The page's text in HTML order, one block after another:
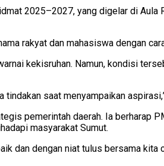
2025–2027, yang digelar di Aula
rakyat dan mahasiswa dengan
kekisruhan. Namun, kondisi
saat menyampaikan
pemerintah daerah. Ia berharap
masyarakat Sumut.
dan dengan niat tulus bersama